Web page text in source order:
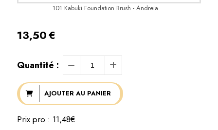
101 Kabuki Foundation Brush - Andreia
13,50€
Quantité :
AJOUTER AU PANIER
Prix pro : 11,48€